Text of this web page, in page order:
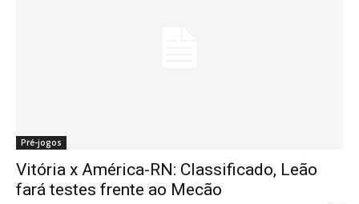
Pré-jogos
Vitória x América-RN: Classificado, Leão
fará testes frente ao Mecão